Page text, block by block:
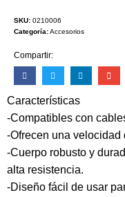
SKU: 0210006
Categoría:Accesorios
Compartir:
Características
-Compatibles con
-Ofrecen una velocidad
-Cuerpo robusto y
alta resistencia.
-Diseño fácil de usar